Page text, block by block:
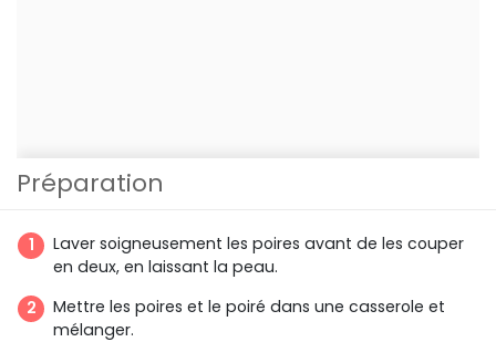
Préparation
Laver soigneusement les poires avant de les couper
en deux, en laissant la peau.
Mettre les poires et le poiré dans une casserole et
mélanger.